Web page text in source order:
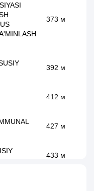
373 м
392 м
412 м
427 м
433 м